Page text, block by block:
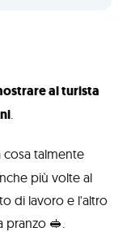
al turista
.
cosa talmente
più volte al
di lavoro e l'altro
pranzo 🥪.